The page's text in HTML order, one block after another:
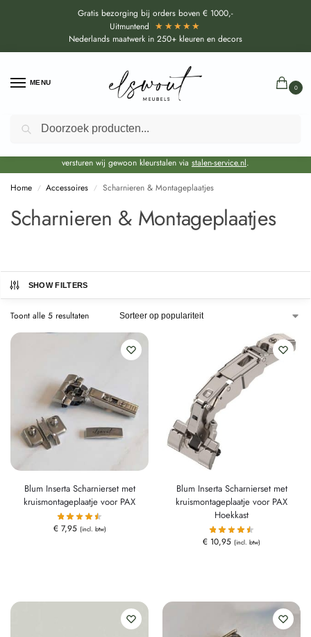
Gratis bezorging bij orders boven € 1000,-
Uitmuntend ★★★★★
Nederlands maatwerk in 250+ kleuren en decors
MENU
0
Door de bouwvakperiode geldt voor alle collecties momenteel een EXTRA
levertijd van circa 3-4 weken bovenop de reguliere levertijd.
versturen wij gewoon kleurstalen via stalen-service.nl.
Home / Accessoires / Scharnieren & Montageplaatjes
Scharnieren & Montageplaatjes
SHOW FILTERS
Toont alle 5 resultaten
Blum Inserta Scharnierset met
kruismontageplaatje voor PAX
€7,95 (incl. btw)
Blum Inserta Scharnierset met
kruismontageplaatje voor PAX
Hoekkast
€ 10,95 (incl. btw)